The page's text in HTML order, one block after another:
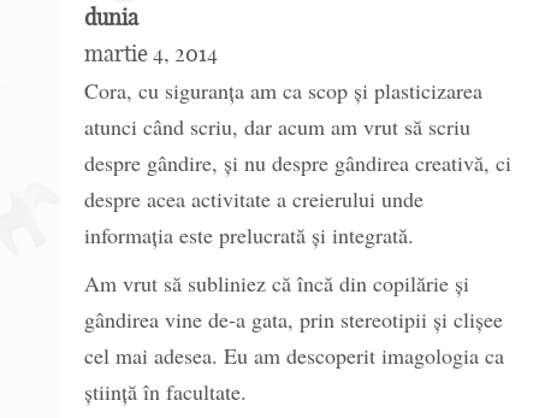
dunia
martie 4, 2014
Cora, cu siguranța am ca scop și plasticizarea
atunci când scriu, dar acum am vrut să scriu
despre gândire, și nu despre gândirea creativă, ci
despre acea activitate a creierului unde
informația este prelucrată și integrată.
Am vrut să subliniez că încă din copilărie și
gândirea vine de-a gata, prin stereotipii și clișee
cel mai adesea. Eu am descoperit imagologia ca
știință în facultate.